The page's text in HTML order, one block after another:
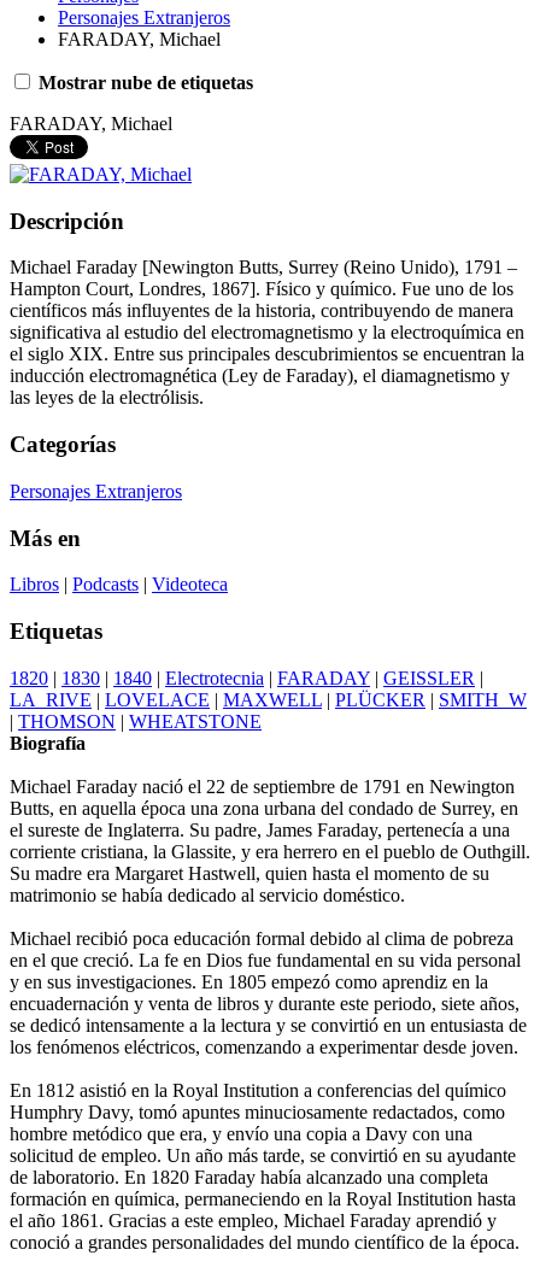
Personajes Extranjeros
FARADAY, Michael
Mostrar nube de etiquetas
FARADAY, Michael
Descripción
Michael Faraday [Newington Butts, Surrey (Reino Unido), 1791 –
Hampton Court, Londres, 1867]. Físico y químico. Fue uno de los
científicos más influyentes de la historia, contribuyendo de manera
significativa al estudio del electromagnetismo y la electroquímica en
el siglo XIX. Entre sus principales descubrimientos se encuentran la
inducción electromagnética (Ley de Faraday), el diamagnetismo y
las leyes de la electrólisis.
Categorías
Personajes Extranjeros
Más en
Libros | Podcasts | Videoteca
Etiquetas
1820 | 1830 | 1840 | Electrotecnia | FARADAY | GEISSLER |
LA_RIVE | LOVELACE | MAXWELL | PLÜCKER | SMITH_W
| THOMSON | WHEATSTONE
Biografía
Michael Faraday nació el 22 de septiembre de 1791 en Newington
Butts, en aquella época una zona urbana del condado de Surrey, en
el sureste de Inglaterra. Su padre, James Faraday, pertenecía a una
corriente cristiana, la Glassite, y era herrero en el pueblo de Outhgill.
Su madre era Margaret Hastwell, quien hasta el momento de su
matrimonio se había dedicado al servicio doméstico.
Michael recibió poca educación formal debido al clima de pobreza
en el que creció. La fe en Dios fue fundamental en su vida personal
y en sus investigaciones. En 1805 empezó como aprendiz en la
encuadernación y venta de libros y durante este periodo, siete años,
se dedicó intensamente a la lectura y se convirtió en un entusiasta de
los fenómenos eléctricos, comenzando a experimentar desde joven.
En 1812 asistió en la Royal Institution a conferencias del químico
Humphry Davy, tomó apuntes minuciosamente redactados, como
hombre metódico que era, y envío una copia a Davy con una
solicitud de empleo. Un año más tarde, se convirtió en su ayudante
de laboratorio. En 1820 Faraday había alcanzado una completa
formación en química, permaneciendo en la Royal Institution hasta
el año 1861. Gracias a este empleo, Michael Faraday aprendió y
conoció a grandes personalidades del mundo científico de la época.